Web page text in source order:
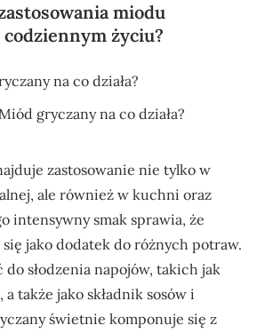
miodu
życiu?
Miód gryczany na co działa?
zastosowanie nie tylko w
ale również w kuchni oraz
intensywny smak sprawia, że
się jako dodatek do różnych potraw.
do słodzenia napojów, takich jak
także jako składnik sosów i
świetnie komponuje się z